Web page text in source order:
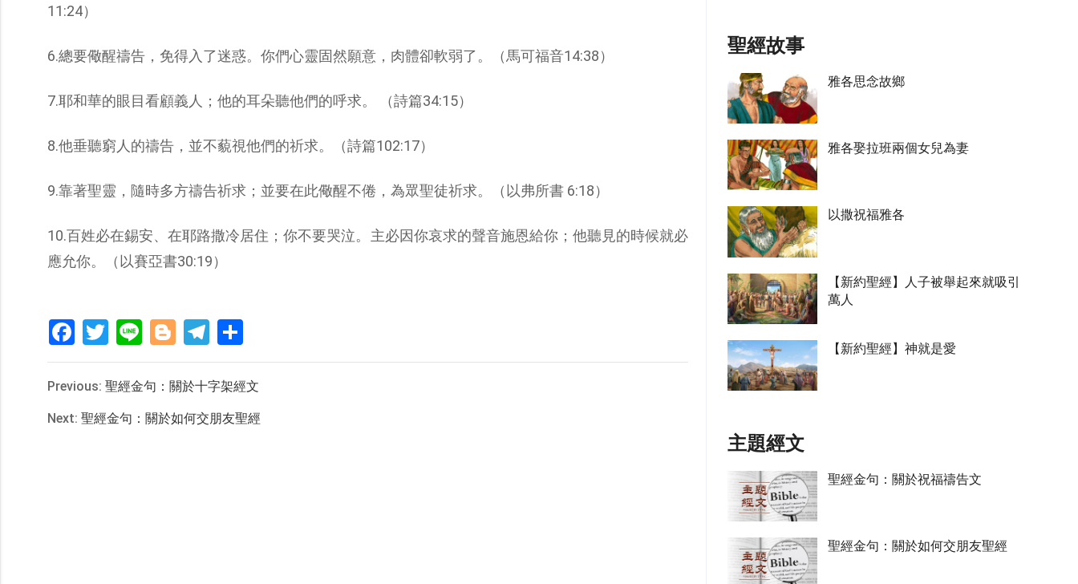
11:24）
6.總要儆醒禱告，免得入了迷惑。你們心靈固然願意，肉體卻軟弱了。（馬可福音14:38）
7.耶和華的眼目看顧義人；他的耳朵聽他們的呼求。 （詩篇34:15）
8.他垂聽窮人的禱告，並不藐視他們的祈求。（詩篇102:17）
9.靠著聖靈，隨時多方禱告祈求；並要在此儆醒不倦，為眾聖徒祈求。（以弗所書 6:18）
10.百姓必在錫安、在耶路撒冷居住；你不要哭泣。主必因你哀求的聲音施恩給你；他聽見的時候就必
應允你。（以賽亞書30:19）
FacebookTwitterLine BloggerTelegram
Previous: 聖經金句：關於十字架經文
Next: 聖經金句：關於如何交朋友聖經
聖經故事
雅各思念故鄉
雅各娶拉班兩個女兒為妻
以撒祝福雅各
【新約聖經】人子被舉起來就吸引
萬人
【新約聖經】神就是愛
主題經文
聖經金句：關於祝福禱告文
聖經金句：關於如何交朋友聖經